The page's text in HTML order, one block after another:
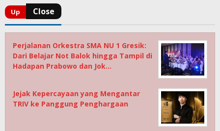
Perjalanan Orkestra SMA NU 1 Gresik:
Dari Belajar Not Balok hingga Tampil di
Hadapan Prabowo dan Jok…
Jejak Kepercayaan yang Mengantar
TRIV ke Panggung Penghargaan